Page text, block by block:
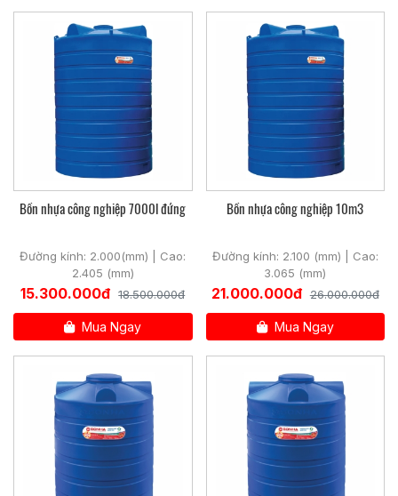
Thiết kế chắc chắn không sợ bị lật đổ khi mưa gió Lắp đặt
đơn giản
2. Thông số kỹ thuật bồn nhựa đứng Sơn Hà:
Các bồn nhựa Sơn Hà có dung tích từ 500 lít đến 6000 lít.
Tuy nhiên thông số được phép sai là ±5% (Theo bản công
bố chất lượng). Nằm trong giới hạn cho phép trên thì nhà
sản xuất có thể thay đổi mà không cần báo trước.
Qua quá trình kiểm định, tổng cục đo lường chất lượng đã
chứng nhận: Bồn nhựa Sơn Hà đảm bảo tiêu chuẩn chất
Bồn nhựa công nghiệp 7000l đứng
Đường kính: 2.000(mm) | Cao:
2.405 (mm)
15.300.000đ 18.500.000đ
Mua Ngay
Bồn nhựa công nghiệp 10m3
Đường kính: 2.100 (mm) | Cao:
3.065 (mm)
21.000.000đ 26.000.000đ
Mua Ngay